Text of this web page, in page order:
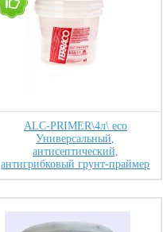
ALC-PRIMER\4л\ eco
Универсальный,
антисептический,
антигрибковый грунт-праймер